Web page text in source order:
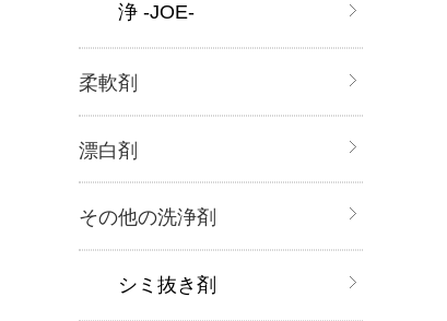
浄 -JOE-
柔軟剤
漂白剤
その他の洗浄剤
シミ抜き剤